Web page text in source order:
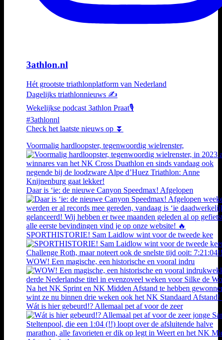
3athlon.nl
Hét grootste triathlonplatform van Nederland
Dagelijks triathlonnieuws ✍️
Wekelijkse podcast 3athlon Praat🎙️
#3athlonnl
Check het laatste nieuws op ⏬
Voormalig hardloopster, tegenwoordig wielrenster,
Daar is ‘ie: de nieuwe Canyon Speedmax! Afgelopen
SPORTHISTORIE! Sam Laidlow wint voor de tweede kee
WOW! Een magische, een historische en vooral indru
Wát is hier gebeurd!? Allemaal pet af voor de zeer